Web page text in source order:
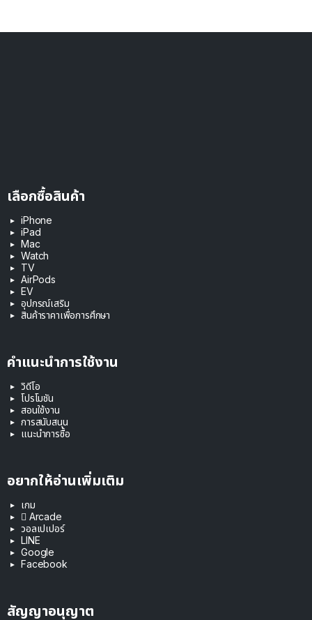
เลือกซื้อสินค้า
iPhone
iPad
Mac
Watch
TV
AirPods
EV
อุปกรณ์เสริม
สินค้าราคาเพื่อการศึกษา
คำแนะนำการใช้งาน
วิดีโอ
โปรโมชัน
สอนใช้งาน
การสนับสนุน
แนะนำการซื้อ
อยากให้อ่านเพิ่มเติม
เกม
 Arcade
วอลเปเปอร์
LINE
Google
Facebook
สัญญาอนุญาต